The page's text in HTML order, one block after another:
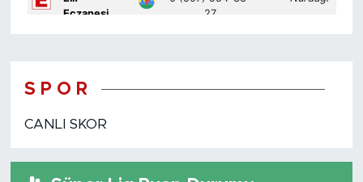
S P O R
CANLI SKOR